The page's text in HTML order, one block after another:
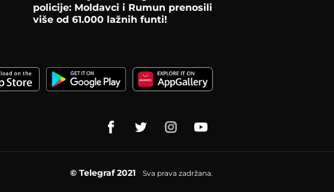
policije: Moldavci i Rumun prenosili
više od 61.000 lažnih funti!
© Telegraf 2021 Sva prava zadržana.